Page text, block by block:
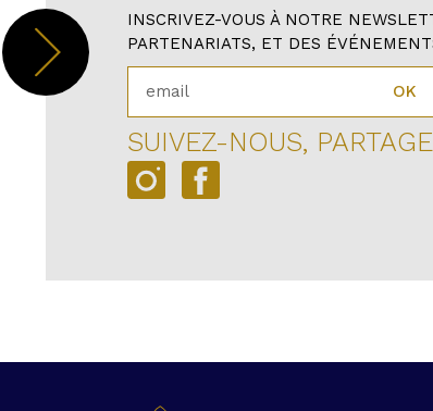
INSCRIVEZ-VOUS À NOTRE
PARTENARIATS, ET DES
OK
SUIVEZ-NOUS,